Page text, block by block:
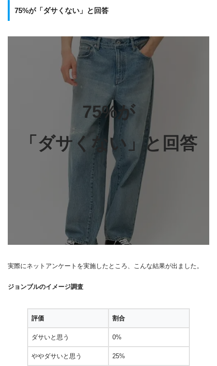
75%が「ダサくない」と回答
75%が
「ダサくない」と回答
実際にネットアンケートを実施したところ、こんな結果が出ました。
ジョンブルのイメージ調査
評価 割合
ダサいと思う 0%
ややダサいと思う 25%